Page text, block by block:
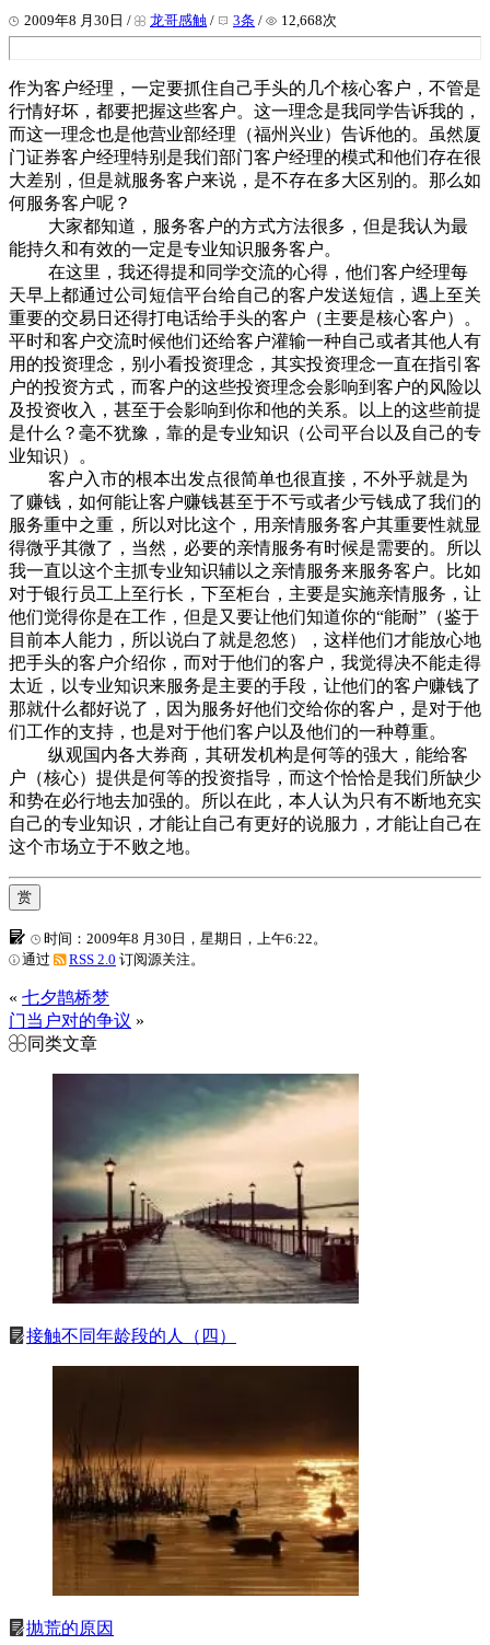
2009年8 月30日 / 龙哥感触 / 3条 / 12,668次
作为客户经理，一定要抓住自己手头的几个核心客户，不管是
行情好坏，都要把握这些客户。这一理念是我同学告诉我的，
而这一理念也是他营业部经理（福州兴业）告诉他的。虽然厦
门证券客户经理特别是我们部门客户经理的模式和他们存在很
大差别，但是就服务客户来说，是不存在多大区别的。那么如
何服务客户呢？
大家都知道，服务客户的方式方法很多，但是我认为最
能持久和有效的一定是专业知识服务客户。
在这里，我还得提和同学交流的心得，他们客户经理每
天早上都通过公司短信平台给自己的客户发送短信，遇上至关
重要的交易日还得打电话给手头的客户（主要是核心客户）。
平时和客户交流时候他们还给客户灌输一种自己或者其他人有
用的投资理念，别小看投资理念，其实投资理念一直在指引客
户的投资方式，而客户的这些投资理念会影响到客户的风险以
及投资收入，甚至于会影响到你和他的关系。以上的这些前提
是什么？毫不犹豫，靠的是专业知识（公司平台以及自己的专
业知识）。
客户入市的根本出发点很简单也很直接，不外乎就是为
了赚钱，如何能让客户赚钱甚至于不亏或者少亏钱成了我们的
服务重中之重，所以对比这个，用亲情服务客户其重要性就显
得微乎其微了，当然，必要的亲情服务有时候是需要的。所以
我一直以这个主抓专业知识辅以之亲情服务来服务客户。比如
对于银行员工上至行长，下至柜台，主要是实施亲情服务，让
他们觉得你是在工作，但是又要让他们知道你的“能耐”（鉴于
目前本人能力，所以说白了就是忽悠），这样他们才能放心地
把手头的客户介绍你，而对于他们的客户，我觉得决不能走得
太近，以专业知识来服务是主要的手段，让他们的客户赚钱了
那就什么都好说了，因为服务好他们交给你的客户，是对于他
们工作的支持，也是对于他们客户以及他们的一种尊重。
纵观国内各大券商，其研发机构是何等的强大，能给客
户（核心）提供是何等的投资指导，而这个恰恰是我们所缺少
和势在必行地去加强的。所以在此，本人认为只有不断地充实
自己的专业知识，才能让自己有更好的说服力，才能让自己在
这个市场立于不败之地。
赏
时间：2009年8 月30日，星期日，上午6:22。
通过
RSS 2.0 订阅源关注。
« 七夕鹊桥梦
门当户对的争议 »
同类文章
接触不同年龄段的人（四）
抛荒的原因